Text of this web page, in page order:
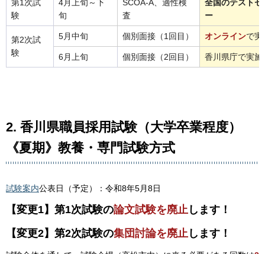
第1次試
験
4月上旬～下
旬
SCOA-A、適性検
査
全国のテストセ
ー
第2次試
験
5月中旬 個別面接（1回目） オンラインで実
6月上旬 個別面接（2回目） 香川県庁で実施
2. 香川県職員採用試験（大学卒業程度）
《夏期》教養・専門試験方式
試験案内公表日（予定）：令和8年5月8日
【変更1】第1次試験の論文試験を廃止 します！
【変更2】第2次試験の集団討論を廃止 します！